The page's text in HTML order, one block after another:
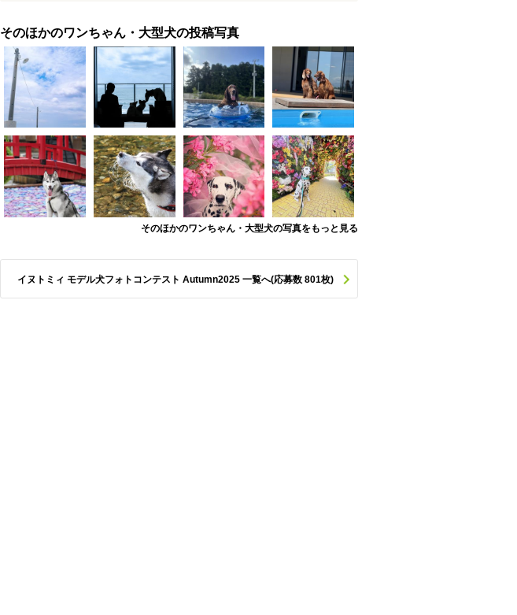
そのほかのワンちゃん・大型犬の投稿写真
そのほかのワンちゃん・大型犬の写真をもっと見る
イヌトミィ モデル犬フォトコンテスト Autumn2025 一覧へ(応募数 801枚)